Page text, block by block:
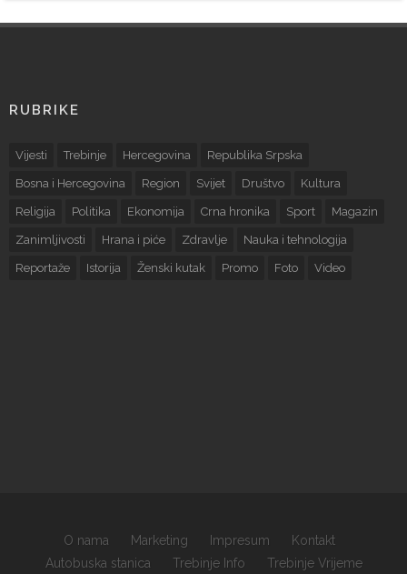
RUBRIKE
Vijesti Trebinje Hercegovina Republika Srpska
Bosna i Hercegovina Region Svijet Društvo Kultura
Religija Politika Ekonomija Crna hronika Sport Magazin
Zanimljivosti Hrana i piće Zdravlje Nauka i tehnologija
Reportaže Istorija Ženski kutak Promo Foto Video
O nama Marketing Impresum
Kontakt
Autobuska stanica
Trebinje Info Trebinje Vrijeme